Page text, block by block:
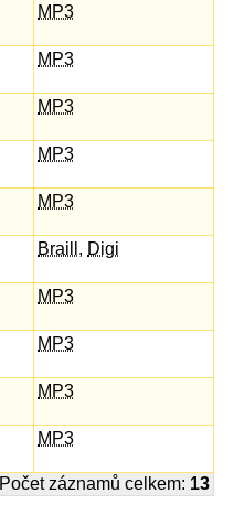
MP3
MP3
MP3
MP3
MP3
Braill , Digi
MP3
MP3
MP3
MP3
Počet záznamů celkem: 13